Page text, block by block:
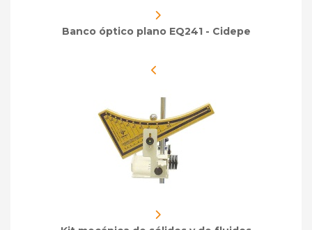
Banco óptico plano EQ241 - Cidepe